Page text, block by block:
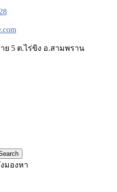
5 ต.ไร่ขิง อ.สามพราน
มองหา